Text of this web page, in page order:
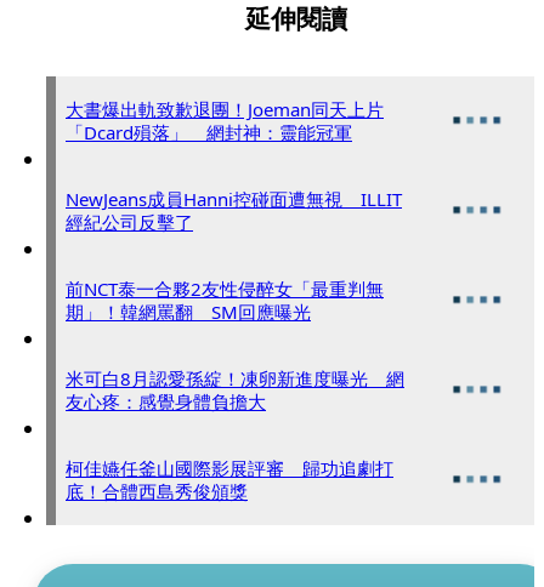
延伸閱讀
大書爆出軌致歉退團！Joeman同天上片
「Dcard殞落」 網封神：靈能冠軍
NewJeans成員Hanni控碰面遭無視 ILLIT
經紀公司反擊了
前NCT泰一合夥2友性侵醉女「最重判無
期」！韓網罵翻 SM回應曝光
米可白8月認愛孫綻！凍卵新進度曝光 網
友心疼：感覺身體負擔大
柯佳嬿任釜山國際影展評審 歸功追劇打
底！合體西島秀俊頒獎